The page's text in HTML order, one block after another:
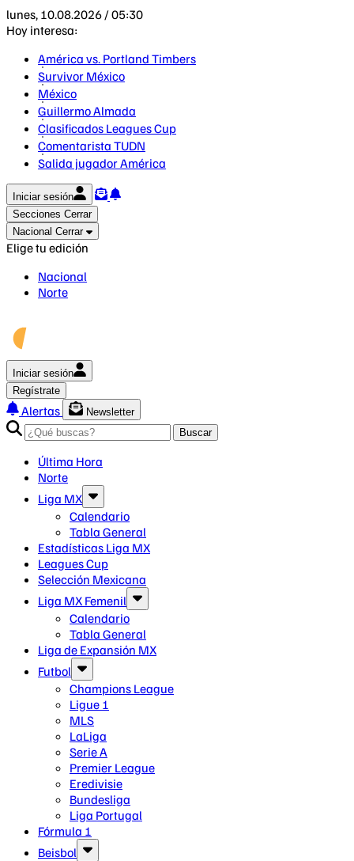
lunes, 10.08.2026 / 05:30
Hoy interesa:
América vs. Portland Timbers
Survivor México
México
Guillermo Almada
Clasificados Leagues Cup
Comentarista TUDN
Salida jugador América
Iniciar sesión
Secciones Cerrar
Nacional Cerrar
Elige tu edición
Nacional
Norte
Iniciar sesión
Regístrate
Alertas
Newsletter
Buscar
Última Hora
Norte
Liga MX
Calendario
Tabla General
Estadísticas Liga MX
Leagues Cup
Selección Mexicana
Liga MX Femenil
Calendario
Tabla General
Liga de Expansión MX
Futbol
Champions League
Ligue 1
MLS
LaLiga
Serie A
Premier League
Eredivisie
Bundesliga
Liga Portugal
Fórmula 1
Beisbol